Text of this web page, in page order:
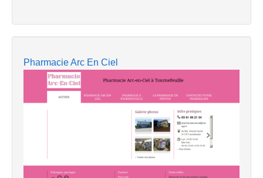
Pharmacie Arc En Ciel